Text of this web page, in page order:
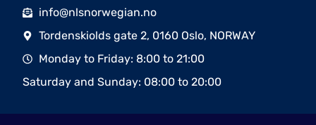
info@nlsnorwegian.no
Tordenskiolds gate 2, 0160 Oslo, NORWAY
Monday to Friday: 8:00 to 21:00
Saturday and Sunday: 08:00 to 20:00